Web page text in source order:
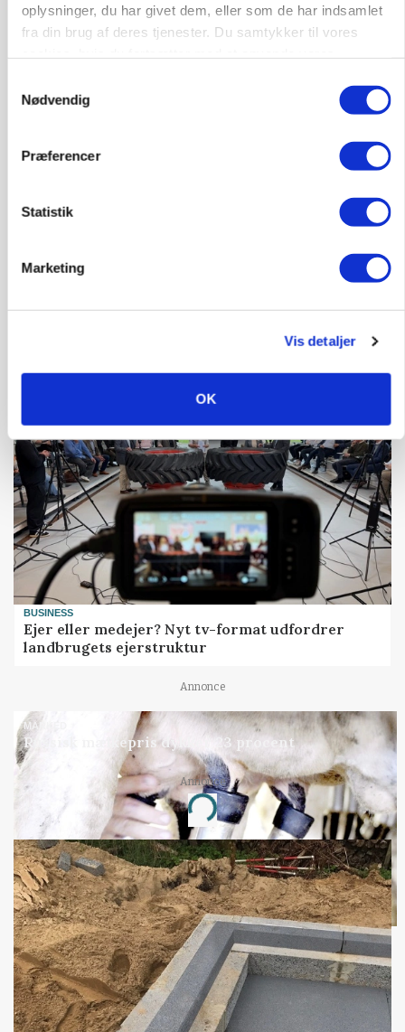
oplysninger, du har givet dem, eller som de har indsamlet
fra din brug af deres tjenester. Du samtykker til vores
Nødvendig
Præferencer
Statistik
Marketing
Vis detaljer
OK
Loading...
Prisgab på 20 kroner pr. kg vokser: Polsk kylling
BUSINESS
Ejer eller medejer? Nyt tv-format udfordrer
landbrugets ejerstruktur
Annonce
MARKED
Russisk mælkepris dykker 23 procent
Annonce
Loading...